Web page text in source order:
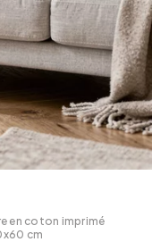
en coton imprimé
cm